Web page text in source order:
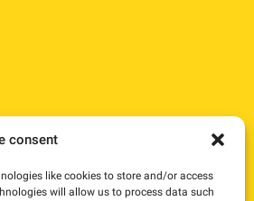
consent
like cookies to store and/or access
will allow us to process data such